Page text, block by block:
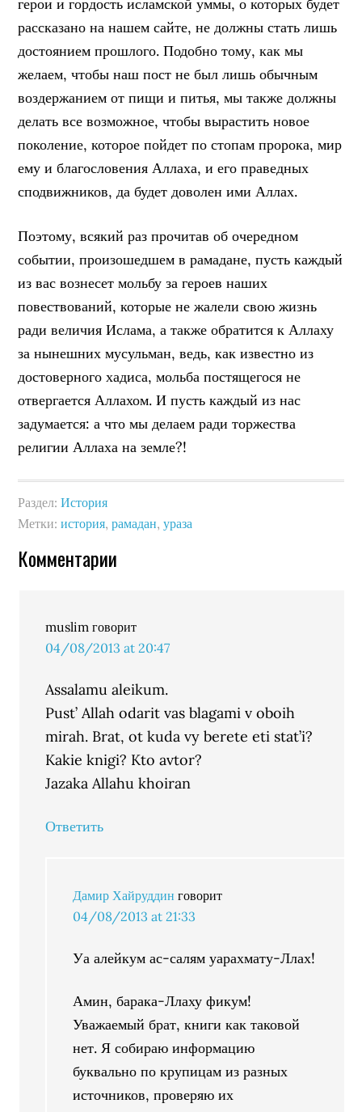
рассказано на нашем сайте, не должны стать лишь
достоянием прошлого. Подобно тому, как мы
желаем, чтобы наш пост не был лишь обычным
воздержанием от пищи и питья, мы также должны
делать все возможное, чтобы вырастить новое
поколение, которое пойдет по стопам пророка, мир
ему и благословения Аллаха, и его праведных
сподвижников, да будет доволен ими Аллах.
Поэтому, всякий раз прочитав об очередном
событии, произошедшем в рамадане, пусть каждый
из вас вознесет мольбу за героев наших
повествований, которые не жалели свою жизнь
ради величия Ислама, а также обратится к Аллаху
за нынешних мусульман, ведь, как известно из
достоверного хадиса, мольба постящегося не
отвергается Аллахом. И пусть каждый из нас
задумается: а что мы делаем ради торжества
религии Аллаха на земле?!
Раздел:История
Метки:история,рамадан,ураза
Комментарии
muslim говорит
04/08/2013 at 20:47
Assalamu aleikum.
Pust’ Allah odarit vas blagami v oboih
mirah. Brat, ot kuda vy berete eti stat’i?
Kakie knigi? Kto avtor?
Jazaka Allahu khoiran
Ответить
Дамир Хайруддин говорит
04/08/2013 at 21:33
Уа алейкум ас-салям уарахмату-Ллах!
Амин, барака-Ллаху фикум!
Уважаемый брат, книги как таковой
нет. Я собираю информацию
буквально по крупицам из разных
источников, проверяю их